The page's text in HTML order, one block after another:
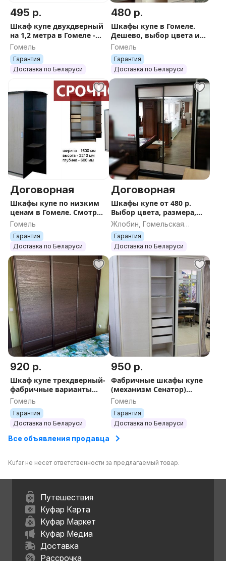
495 р.
Шкаф купе двухдверный
на 1,2 метра в Гомеле -
жми.
Гомель
Гарантия
Доставка по Беларуси
480 р.
Шкафы купе в Гомеле.
Дешево, выбор цвета и
модели.
Гомель
Гарантия
Доставка по Беларуси
Договорная
Шкафы купе по низким
ценам в Гомеле. Смотри
здесь.
Гомель
Гарантия
Доставка по Беларуси
Договорная
Шкафы купе от 480 р.
Выбор цвета, размера,
модели
Жлобин, Гомельская
область
Гарантия
Доставка по Беларуси
920 р.
Шкаф купе трехдверный-
фабричные варианты
(ДЕШЕВО)
Гомель
Гарантия
Доставка по Беларуси
950 р.
Фабричные шкафы купе
(механизм Сенатор)
Доставка
Гомель
Гарантия
Доставка по Беларуси
Все объявления продавца
Kufar не несет ответственности за предлагаемый товар.
Путешествия
Куфар Карта
Куфар Маркет
Куфар Медиа
Доставка
Рассрочка